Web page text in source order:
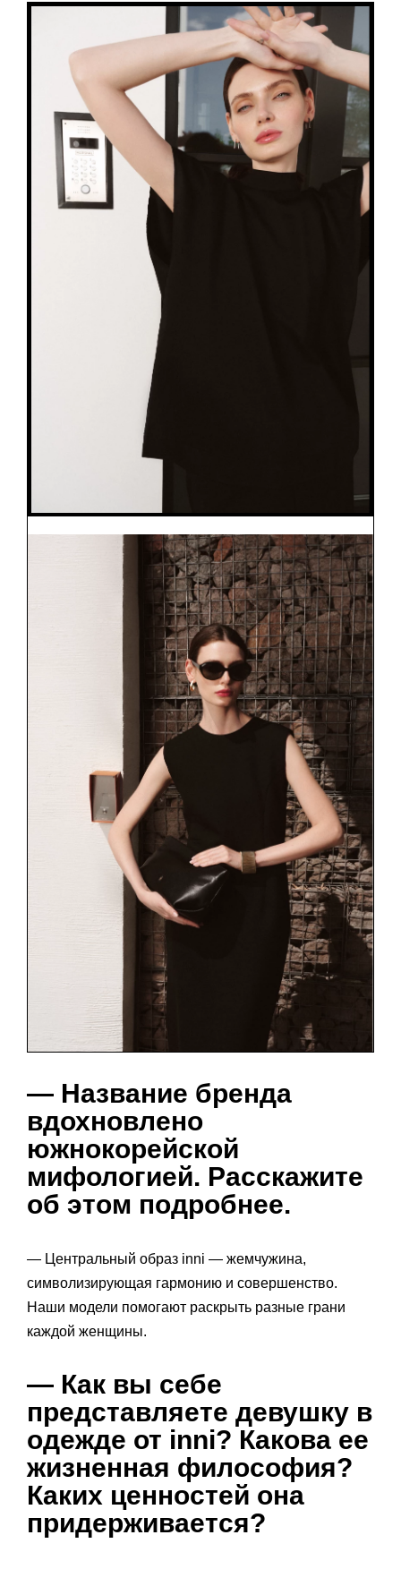
— Название бренда
вдохновлено
южнокорейской
мифологией. Расскажите
об этом подробнее.
— Центральный образ inni — жемчужина,
символизирующая гармонию и совершенство.
Наши модели помогают раскрыть разные грани
каждой женщины.
— Как вы себе
представляете девушку в
одежде от inni? Какова ее
жизненная философия?
Каких ценностей она
придерживается?